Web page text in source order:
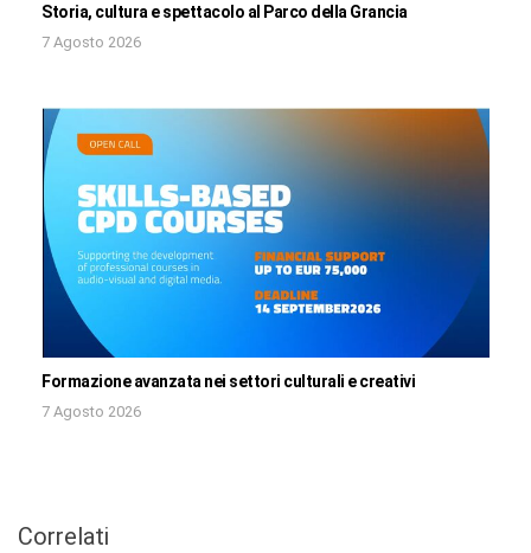
Storia, cultura e spettacolo al Parco della Grancia
7 Agosto 2026
Formazione avanzata nei settori culturali e creativi
7 Agosto 2026
Correlati